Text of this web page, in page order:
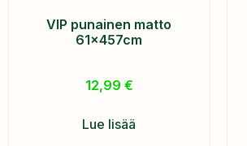
VIP punainen matto
61x457cm
12,99 €
Lue lisää